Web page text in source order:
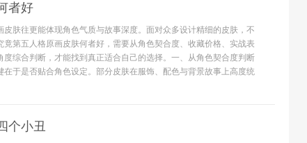
者好
皮肤往更能体现角色气质与故事深度。面对众多设计精细的皮肤，不
竟第五人格原画皮肤何者好，需要从角色契合度、收藏价格、实战表
度综合判断，才能找到真正适合自己的选择。一、从角色契合度判断
在于是否贴合角色设定。部分皮肤在服饰、配色与背景故事上高度统
个小丑